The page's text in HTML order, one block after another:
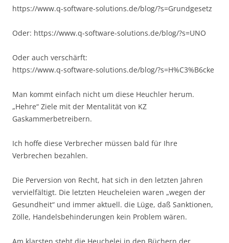
https://www.q-software-solutions.de/blog/?s=Grundgesetz
Oder: https://www.q-software-solutions.de/blog/?s=UNO
Oder auch verschärft:
https://www.q-software-solutions.de/blog/?s=H%C3%B6cke
Man kommt einfach nicht um diese Heuchler herum.
„Hehre“ Ziele mit der Mentalität von KZ
Gaskammerbetreibern.
Ich hoffe diese Verbrecher müssen bald für Ihre
Verbrechen bezahlen.
Die Perversion von Recht, hat sich in den letzten Jahren
vervielfältigt. Die letzten Heucheleien waren „wegen der
Gesundheit“ und immer aktuell. die Lüge, daß Sanktionen,
Zölle, Handelsbehinderungen kein Problem wären.